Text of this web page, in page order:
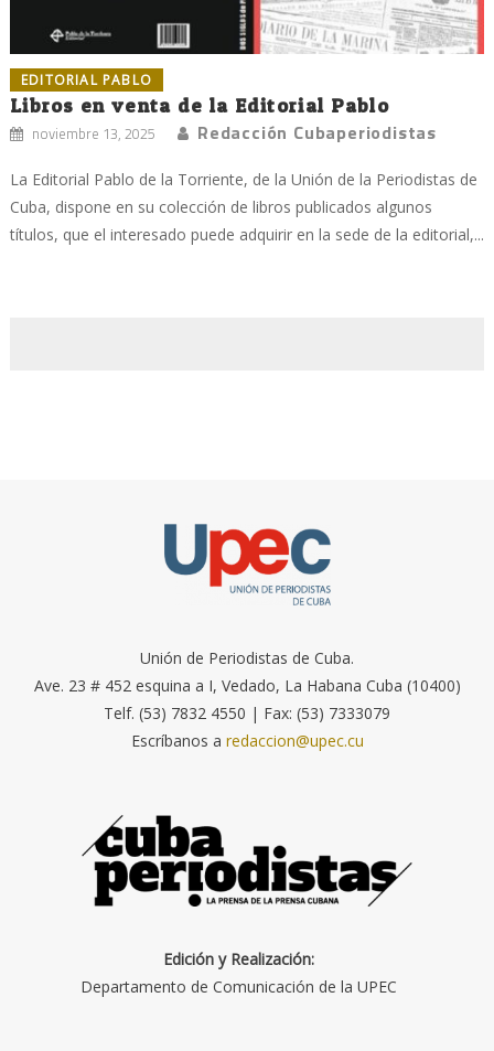
EDITORIAL PABLO
Libros en venta de la Editorial Pablo
noviembre 13, 2025 Redacción Cubaperiodistas
La Editorial Pablo de la Torriente, de la Unión de la Periodistas de
Cuba, dispone en su colección de libros publicados algunos
títulos, que el interesado puede adquirir en la sede de la editorial,...
Unión de Periodistas de Cuba.
Ave. 23 # 452 esquina a I, Vedado, La Habana Cuba (10400)
Telf. (53) 7832 4550 | Fax: (53) 7333079
Escríbanos a redaccion@upec.cu
Edición y Realización:
Departamento de Comunicación de la UPEC